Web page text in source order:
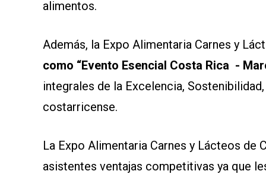
alimentos.
Además, la Expo Alimentaria Carnes y
como “Evento Esencial Costa Rica -
integrales de la Excelencia,
costarricense.
La Expo Alimentaria Carnes y Lácteos de
asistentes ventajas competitivas ya que